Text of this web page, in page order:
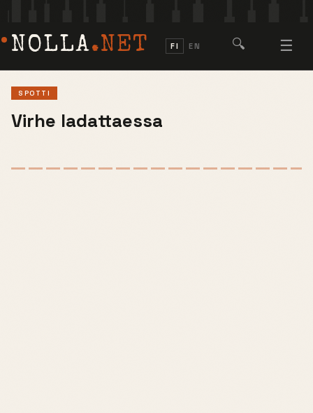
NOLLA.NET FI EN 🔍 ☰
SPOTTI
Virhe ladattaessa